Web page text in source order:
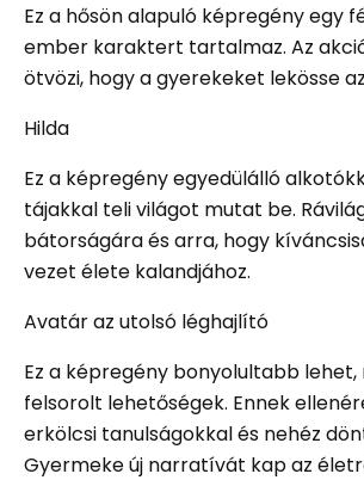
Ez a hősön alapuló képregény egy
ember karaktert tartalmaz. Az
ötvözi, hogy a gyerekeket lekösse
Hilda
Ez a képregény egyedülálló
tájakkal teli világot mutat be.
bátorságára és arra, hogy
vezet élete kalandjához.
Avatár az utolsó léghajlító
Ez a képregény bonyolultabb
felsorolt ​​lehetőségek. Ennek
erkölcsi tanulságokkal és nehéz
Gyermeke új narratívát kap az